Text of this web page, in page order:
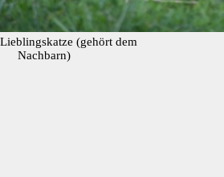
(gehört dem
Nachbarn)